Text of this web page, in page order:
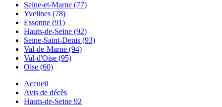
Seine-et-Marne (77)
Yvelines (78)
Essonne (91)
Hauts-de-Seine (92)
Seine-Saint-Denis (93)
Val-de-Marne (94)
Val-d'Oise (95)
Oise (60)
Accueil
Avis de décès
Hauts-de-Seine 92